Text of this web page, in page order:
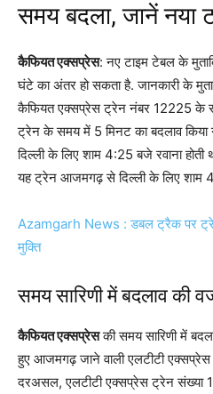
समय बदला, जानें नया
कैफियत एक्सप्रेस: नए टाइम टेबल के
घंटे का अंतर हो सकता है. जानकारी के
कैफियत एक्सप्रेस ट्रेन नंबर 12225 के
ट्रेन के समय में 5 मिनट का बदलाव
दिल्ली के लिए शाम 4:25 बजे रवाना
यह ट्रेन आजमगढ़ से दिल्ली के लिए शाम
Azamgarh News : डबल ट्रैक पर
मुक्ति
समय सारिणी में बदलाव की
कैफियत एक्सप्रेसकी समय सारिणी में
हुए आजमगढ़ जाने वाली एलटीटी एक्सप्रेस
दरअसल, एलटीटी एक्सप्रेस ट्रेन संख्या